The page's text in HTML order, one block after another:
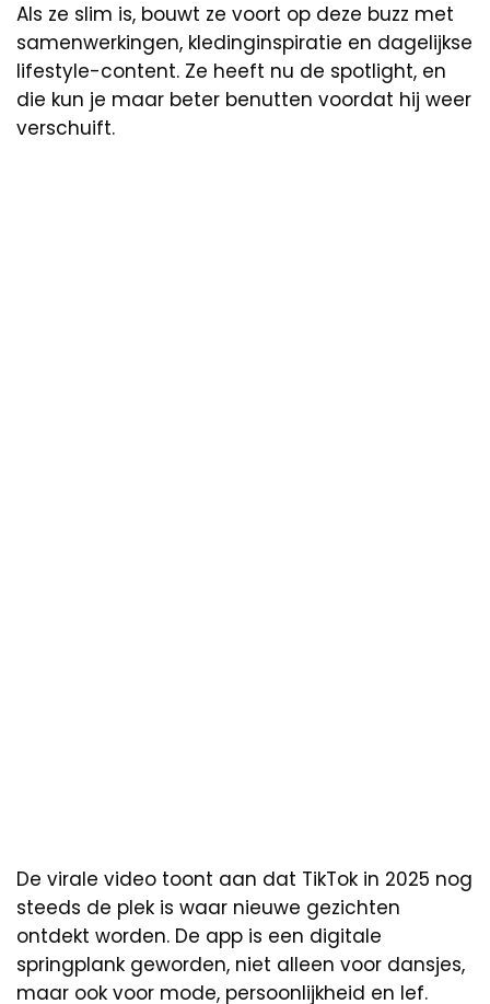
Als ze slim is, bouwt ze voort op deze buzz met
samenwerkingen, kledinginspiratie en dagelijkse
lifestyle-content. Ze heeft nu de spotlight, en
die kun je maar beter benutten voordat hij weer
verschuift.
De virale video toont aan dat TikTok in 2025 nog
steeds de plek is waar nieuwe gezichten
ontdekt worden. De app is een digitale
springplank geworden, niet alleen voor dansjes,
maar ook voor mode, persoonlijkheid en lef.